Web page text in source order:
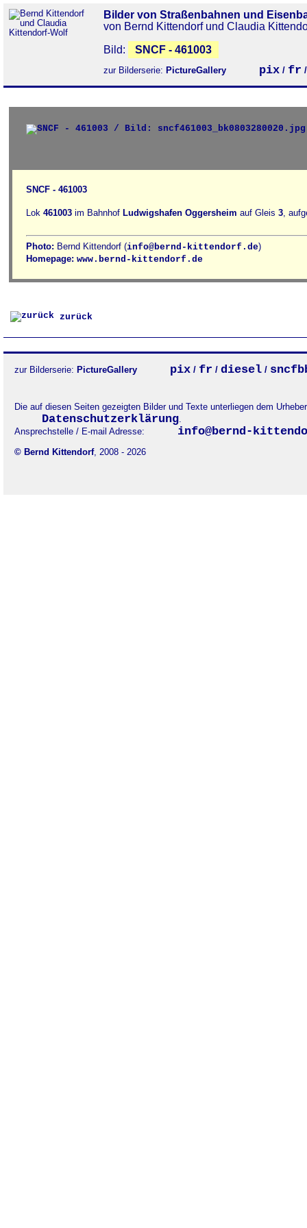
Bilder von Straßenbahnen und
von Bernd Kittendorf und Claudia
Bild:
SNCF - 461003
zur Bilderserie: PictureGallery pix / fr
SNCF - 461003
Lok 461003 im Bahnhof Ludwigshafen Oggersheim auf Gleis 3,
Photo: Bernd Kittendorf (info@bernd-kittendorf.de)
Homepage: www.bernd-kittendorf.de
zurück
zur Bilderserie: PictureGallery pix / fr / diesel /
Die auf diesen Seiten gezeigten Bilder und Texte unterliegen dem
Datenschutzerklärung.
Ansprechstelle / E-mail Adresse:
info@bernd-
© Bernd Kittendorf, 2008 - 2026